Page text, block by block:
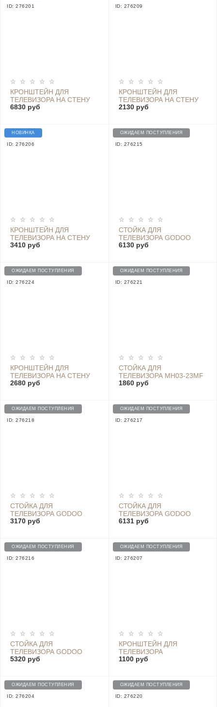
ID: 276201
КРОНШТЕЙН ДЛЯ
ТЕЛЕВИЗОРА НА СТЕНУ
ПОВОРОТНЫЙ GODOO
6830 руб
ID: 276209
КРОНШТЕЙН ДЛЯ
ТЕЛЕВИЗОРА НА СТЕНУ
ПОВОРОТНЫЙ GODOO
2130 руб
НОВИНКА
ID: 276206
КРОНШТЕЙН ДЛЯ
ТЕЛЕВИЗОРА НА СТЕНУ
ПОВОРОТНЫЙ GODOO
3410 руб
ОЖИДАЕМ ПОСТУПЛЕНИЯ
ID: 276215
СТОЙКА ДЛЯ
ТЕЛЕВИЗОРА GODOO
MH32-46W
6130 руб
ОЖИДАЕМ ПОСТУПЛЕНИЯ
ID: 276224
КРОНШТЕЙН ДЛЯ
ТЕЛЕВИЗОРА НА СТЕНУ
ПОВОРОТНЫЙ GODOO
2680 руб
ОЖИДАЕМ ПОСТУПЛЕНИЯ
ID: 276221
СТОЙКА ДЛЯ
ТЕЛЕВИЗОРА MH03-23MF
1860 руб
ОЖИДАЕМ ПОСТУПЛЕНИЯ
ID: 276218
СТОЙКА ДЛЯ
ТЕЛЕВИЗОРА GODOO
MH1041T
3170 руб
ОЖИДАЕМ ПОСТУПЛЕНИЯ
ID: 276217
СТОЙКА ДЛЯ
ТЕЛЕВИЗОРА GODOO
MH1040T-KP01
6131 руб
ОЖИДАЕМ ПОСТУПЛЕНИЯ
ID: 276216
СТОЙКА ДЛЯ
ТЕЛЕВИЗОРА GODOO
FS12-46F
5320 руб
ОЖИДАЕМ ПОСТУПЛЕНИЯ
ID: 276207
КРОНШТЕЙН ДЛЯ
ТЕЛЕВИЗОРА
НАКЛОННЫЙ GODOO
1100 руб
ОЖИДАЕМ ПОСТУПЛЕНИЯ
ID: 276204
ОЖИДАЕМ ПОСТУПЛЕНИЯ
ID: 276220